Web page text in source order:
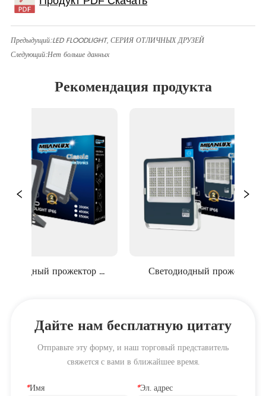
Предыдущий:LED FLOODLIGHT, СЕРИЯ ОТЛИЧНЫХ ДРУЗЕЙ
Следующий:Нет больше данных
Рекомендация продукта
прожектор
Светодиодный прожектор
Дайте нам бесплатную цитату
Отправьте эту форму, и наш торговый представитель
свяжется с вами в ближайшее время.
*Имя *Эл. адрес